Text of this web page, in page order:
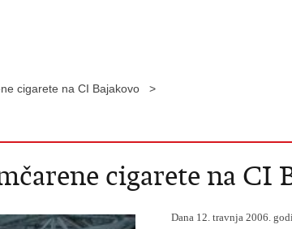
cigarete na CI Bajakovo >
cigarete na CI
Dana 12. travnja 2006.